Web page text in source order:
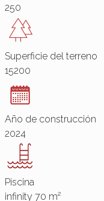
250
Superficie del terreno
15200
Año de construcción
2024
Piscina
infinity 70 m²